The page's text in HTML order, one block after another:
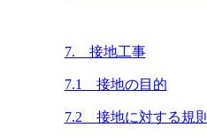
7. 接地工事
7.1 接地の目的
7.2 接地に対する規則